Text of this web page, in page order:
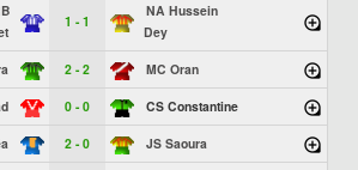
1 - 1
NA Hussein
Dey
2 - 2 MC Oran
0 - 0 CS Constantine
2 - 0 JS Saoura